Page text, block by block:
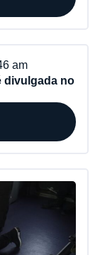
am
divulgada no